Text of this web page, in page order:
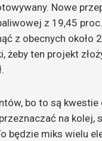
Nowe
z 19,45
z obecnych około
żeby ten projekt
bo to są kwestie
na kolej,
będzie miks wielu